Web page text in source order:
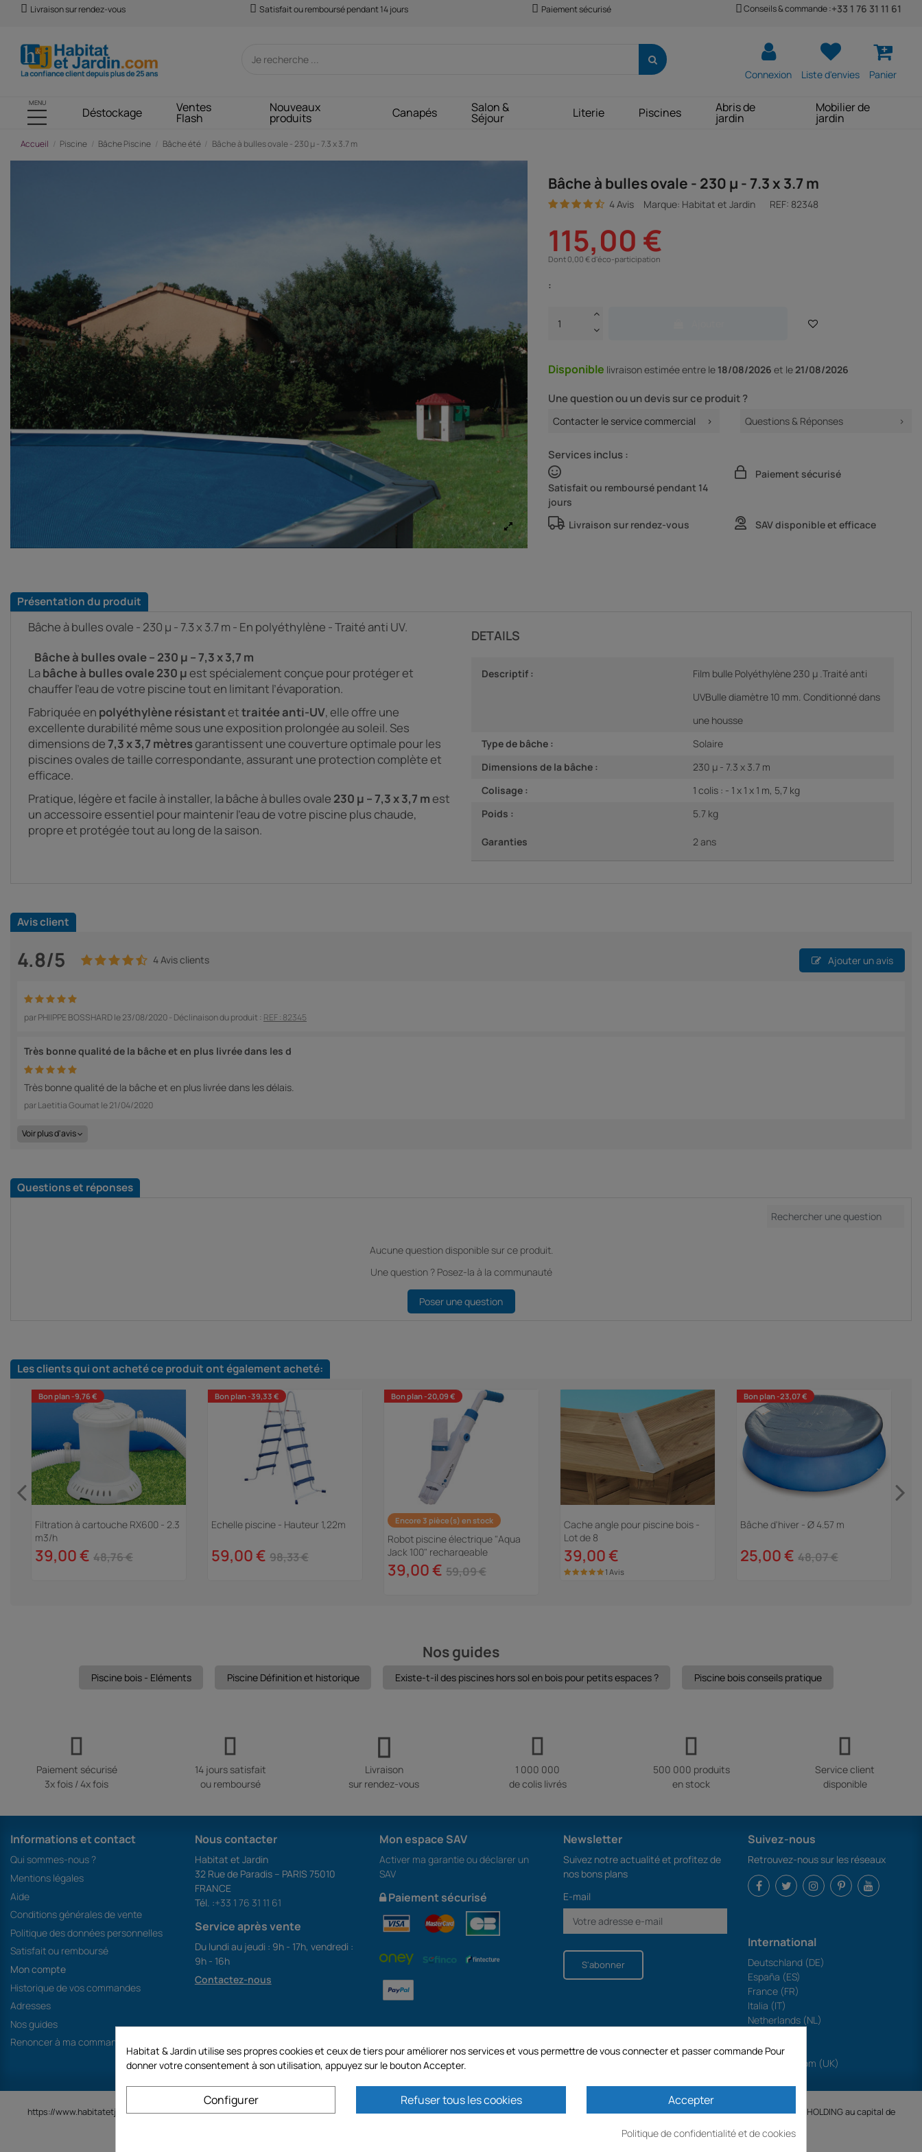
Livraison sur rendez-vous Satisfait ou remboursé pendant 14 jours Paiement sécurisé Conseils & commande :+33 1 76 31 11 61
Connexion Liste d'envies Panier
MENU
Déstockage Ventes
Flash
Nouveaux
produits Canapés Salon &
Séjour Literie Piscines Abris de
jardin
Mobilier de
jardin
Accueil Piscine Bâche Piscine Bâche été Bâche à bulles ovale - 230 µ - 7.3 x 3.7 m
Bâche à bulles ovale - 230 µ - 7.3 x 3.7 m
4 Avis Marque: Habitat et Jardin REF: 82348
115,00 €
Dont 0,00 € d'éco-participation
:
Disponible livraisonestimée entre le 18/08/2026 et le 21/08/2026
Une question ou un devis sur ce produit ?
Contacter le service commercial Questions & Réponses
Services inclus :
Satisfait ou remboursé pendant 14
jours
Paiement sécurisé
Livraison sur rendez-vous SAV disponible et efficace
Présentation du produit
Bâche à bulles ovale - 230 µ - 7.3 x 3.7 m - En polyéthylène - Traité anti UV.
Bâche à bulles ovale – 230 µ – 7,3 x 3,7 m
Labâche à bulles ovale 230 µest spécialement conçue pour protéger et
chauffer l’eau de votre piscine tout en limitant l’évaporation.
Fabriquée en polyéthylène résistantettraitée anti-UV, elle offre une
excellente durabilité même sous une exposition prolongée au soleil. Ses
dimensions de7,3 x 3,7 mètresgarantissent une couverture optimale pour les
piscines ovales de taille correspondante, assurant une protection complète et
efficace.
Pratique, légère et facile à installer, la bâche à bulles ovale 230 µ – 7,3 x 3,7 mest
un accessoire essentiel pour maintenir l’eau de votre piscine plus chaude,
propre et protégée tout au long de la saison.
DETAILS
Descriptif :
Film bulle Polyéthylène 230 µ .Traité anti
UVBulle diamètre 10 mm. Conditionné dans
une housse
Type de bâche :
Solaire
Dimensions de la bâche :
230 µ - 7.3 x 3.7 m
Colisage :
1 colis : - 1 x 1 x 1 m, 5,7 kg
Poids :
5.7 kg
Garanties 2 ans
Avis client
4.8/5 4 Avis clients Ajouter un avis
parPHIIPPE BOSSHARDle23/08/2020- Déclinaison du produit : REF : 82345
Très bonne qualité de la bâche et en plus livrée dans les d
Très bonne qualité de la bâche et en plus livrée dans les délais.
parLaetitia Goumat le21/04/2020
Voir plus d'avis
Questions et réponses
Aucune question disponible sur ce produit.
Une question ? Posez-la à la communauté
Poser une question
Les clients qui ont acheté ce produit ont également acheté:
Bon plan -9,76 €
Filtration à cartouche RX600 - 2.3
m3/h
39,00 € 48,76 €
Bon plan -39,33 €
Echelle piscine - Hauteur 1,22m
59,00 € 98,33 €
Bon plan -20,09 €
Encore 3 pièce(s) en stock
Robot piscine électrique "Aqua
Jack 100" rechargeable
39,00 € 59,09 €
Cache angle pour piscine bois -
Lot de 8
39,00 €
1 Avis
Bon plan -23,07 €
Bâche d'hiver - Ø 4.57 m
25,00 € 48,07 €
Nos guides
Piscine bois - Eléments Piscine Définition et historique Existe-t-il des piscines hors sol en bois pour petits espaces ? Piscine bois conseils pratique
Paiement sécurisé
3x fois / 4x fois
14 jours satisfait
ou remboursé
Livraison
sur rendez-vous
1 000 000
de colis livrés
500 000 produits
en stock
Service client
disponible
Informations et contact
Qui sommes-nous ?
Mentions légales
Aide
Conditions générales de vente
Politique des données personnelles
Satisfait ou remboursé
Mon compte
Historique de vos commandes
Adresses
Nos guides
Renoncer à ma commande
Nous contacter
Habitat et Jardin
32 Rue de Paradis – PARIS 75010
FRANCE
Tél. :+33 1 76 31 11 61
Service après vente
Du lundi au jeudi : 9h - 17h, vendredi :
9h - 16h
Contactez-nous
Mon espace SAV
Activer ma garantie ou déclarer un
SAV
Paiement sécurisé
Newsletter
Suivez notre actualité et profitez de
nos bons plans
E-mail
S'abonner
Suivez-nous
Retrouvez-nous sur les réseaux
International
Deutschland (DE)
España (ES)
France (FR)
Italia (IT)
Netherlands (NL)
Portugal (PT)
United Kingdom (UK)
https://www.habitatetjardin.com est un site de la société GECODIS SA au capital de 187 203,29 €, 32 Rue de Paradis - PARIS 75010 (FRANCE). GECODIS.SA créée le 04/11/1998 est une filiale de ODAYA HOLDING au capital de
TOUTES NOS PROMOTIONS SONT VALABLES DANS LA LIMITE DES STOCKS DISPONIBLES
Habitat & Jardin utilise ses propres cookies et ceux de tiers pour améliorer nos services et vous permettre de vous connecter et passer commande Pour
donner votre consentement à son utilisation, appuyez sur le bouton Accepter.
Accepter
Refuser tous les cookies
Configurer
Politique de confidentialité et de cookies